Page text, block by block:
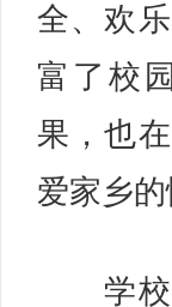
全、欢
富了校
果，也
爱家乡的
学校